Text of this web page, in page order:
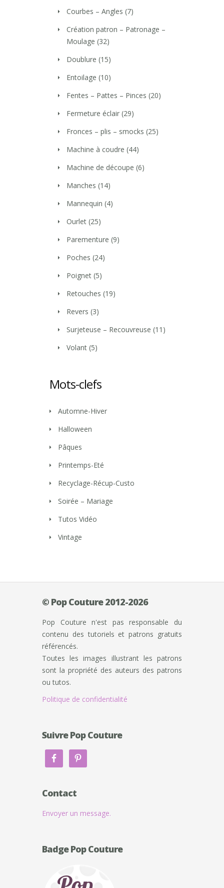
Courbes – Angles (7)
Création patron – Patronage –
Moulage (32)
Doublure (15)
Entoilage (10)
Fentes – Pattes – Pinces (20)
Fermeture éclair (29)
Fronces – plis – smocks (25)
Machine à coudre (44)
Machine de découpe (6)
Manches (14)
Mannequin (4)
Ourlet (25)
Parementure (9)
Poches (24)
Poignet (5)
Retouches (19)
Revers (3)
Surjeteuse – Recouvreuse (11)
Volant (5)
Mots-clefs
Automne-Hiver
Halloween
Pâques
Printemps-Eté
Recyclage-Récup-Custo
Soirée – Mariage
Tutos Vidéo
Vintage
© Pop Couture 2012-2026
Pop Couture n'est pas responsable du
contenu des tutoriels et patrons gratuits
référencés.
Toutes les images illustrant les patrons
sont la propriété des auteurs des patrons
ou tutos.
Politique de confidentialité
Suivre Pop Couture
Contact
Envoyer un message.
Badge Pop Couture